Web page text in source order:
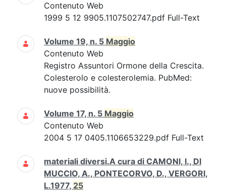
Contenuto Web
1999 5 12 9905.1107502747.pdf Full-Text
Volume 19, n. 5 Maggio
Contenuto Web
Registro Assuntori Ormone della Crescita.
Colesterolo e colesterolemia. PubMed:
nuove possibilità.
Volume 17, n. 5 Maggio
Contenuto Web
2004 5 17 0405.1106653229.pdf Full-Text
materiali diversi.A cura di CAMONI, I., DI
MUCCIO, A., PONTECORVO, D., VERGORI,
L.1977, 25